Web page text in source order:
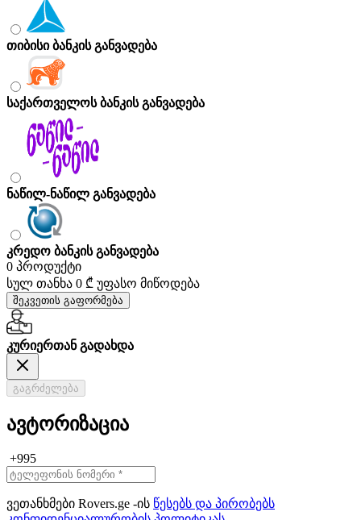
თიბისი ბანკის განვადება
საქართველოს ბანკის განვადება
ნაწილ-ნაწილ განვადება
კრედო ბანკის განვადება
0 პროდუქტი
სულ თანხა 0 ₾ უფასო მიწოდება
შეკვეთის გაფორმება
კურიერთან გადახდა
გაგრძელება
ავტორიზაცია
+995
ვეთანხმები Rovers.ge -ის წესებს და პირობებს